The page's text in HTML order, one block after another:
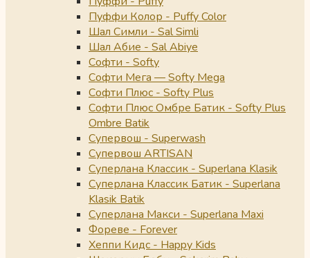
Пуффи Колор - Puffy Color
Шал Симли - Sal Simli
Шал Абие - Sal Abiye
Софти - Softy
Софти Мега — Softy Mega
Софти Плюс - Softy Plus
Софти Плюс Омбре Батик - Softy Plus
Ombre Batik
Супервош - Superwash
Супервош ARTISAN
Суперлана Классик - Superlana Klasik
Суперлана Классик Батик - Superlana
Klasik Batik
Суперлана Макси - Superlana Maxi
Фореве - Forever
Хеппи Кидс - Happy Kids